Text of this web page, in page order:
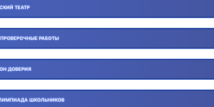
ТЕАТР
РАБОТЫ
ДОВЕРИЯ
ШКОЛЬНИКОВ